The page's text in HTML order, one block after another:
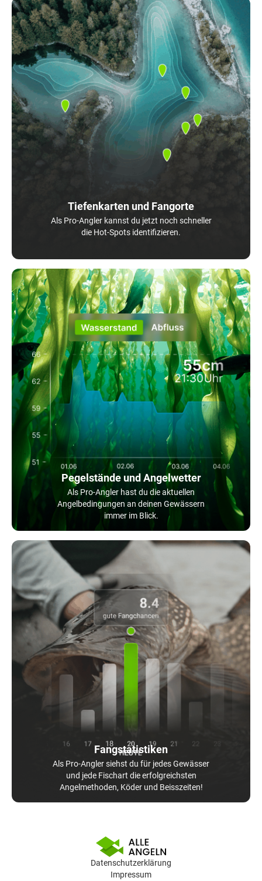
Tiefenkarten und Fangorte
Als Pro-Angler kannst du jetzt noch schneller
die Hot-Spots identifizieren.
Pegelstände und Angelwetter
Als Pro-Angler hast du die aktuellen
Angelbedingungen an deinen Gewässern
immer im Blick.
Fangstatistiken
Als Pro-Angler siehst du für jedes Gewässer
und jede Fischart die erfolgreichsten
Angelmethoden, Köder und Beisszeiten!
Datenschutzerklärung
Impressum